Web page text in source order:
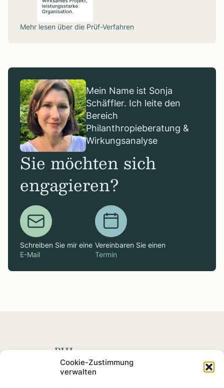
Cookie-Zustimmung
verwalten
Mehr lesen über die Prüf-Verfahren
Mein Name ist Sonja
Schäffler. Ich leite den
Bereich
Philanthropieberatung &
Wirkungsanalyse
Sie möchten sich
engagieren?
Schreiben Sie mir eine
E-Mail
Vereinbaren Sie einen
Termin